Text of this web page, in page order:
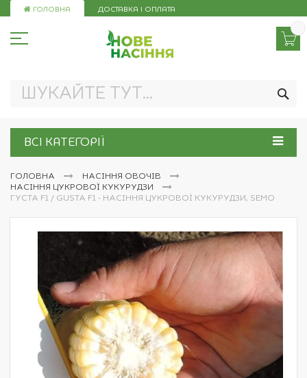
Skip
ГОЛОВНА ДОСТАВКА І ОПЛАТА
ВСІ КАТЕГОРІЇ
ГОЛОВНА
НАСІННЯ ОВОЧІВ
НАСІННЯ ЦУКРОВОЇ КУКУРУДЗИ
ГУСТА F1 / GUSTA F1 - НАСІННЯ ЦУКРОВОЇ КУКУРУДЗИ, SEMO
зображень